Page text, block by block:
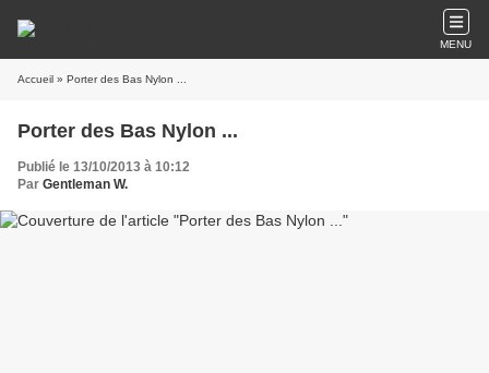
MENU
Accueil » Porter des Bas Nylon ...
Porter des Bas Nylon ...
Publié le 13/10/2013 à 10:12
Par Gentleman W.